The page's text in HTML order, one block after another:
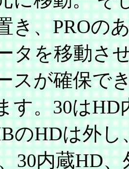
き、PROの
タを移動さ
が確保でき
す。30は
のHDは外し
30内蔵HD